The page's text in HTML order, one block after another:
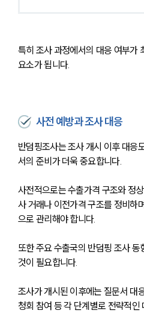
특히 조사 과정에서의 대응 여부가
요소가 됩니다.
사전 예방과 조사 대응
반덤핑조사는 조사 개시 이후 대응
서의 준비가 더욱 중요합니다.
사전적으로는 수출가격 구조와 정
사 거래나 이전가격 구조를 정비하
으로 관리해야 합니다.
또한 주요 수출국의 반덤핑 조사
것이 필요합니다.
조사가 개시된 이후에는 질문서 대
청회 참여 등 각 단계별로 전략적인